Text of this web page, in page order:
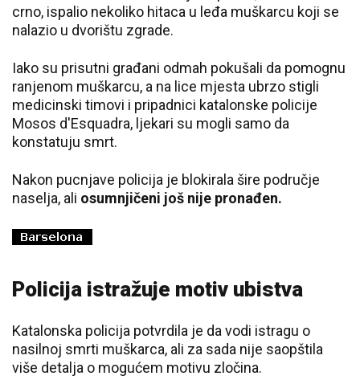
crno, ispalio nekoliko hitaca u leđa muškarcu koji se
nalazio u dvorištu zgrade.
Iako su prisutni građani odmah pokušali da pomognu
ranjenom muškarcu, a na lice mjesta ubrzo stigli
medicinski timovi i pripadnici katalonske policije
Mosos d'Esquadra, ljekari su mogli samo da
konstatuju smrt.
Nakon pucnjave policija je blokirala šire područje
naselja, ali osumnjičeni još nije pronađen.
Policija istražuje motiv ubistva
Katalonska policija potvrdila je da vodi istragu o
nasilnoj smrti muškarca, ali za sada nije saopštila
više detalja o mogućem motivu zločina.